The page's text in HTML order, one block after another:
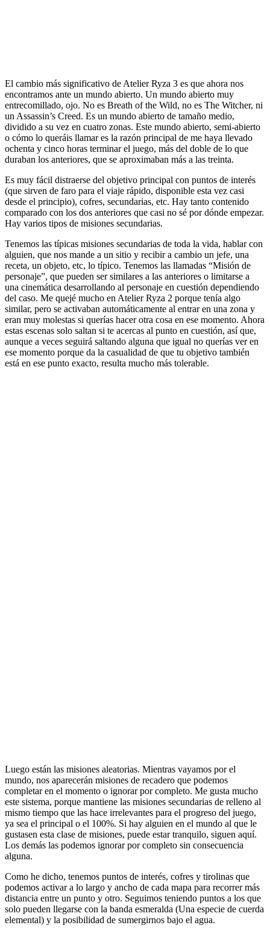
El cambio más significativo de Atelier Ryza 3 es que ahora nos
encontramos ante un mundo abierto. Un mundo abierto muy
entrecomillado, ojo. No es Breath of the Wild, no es The Witcher, ni
un Assassin’s Creed. Es un mundo abierto de tamaño medio,
dividido a su vez en cuatro zonas. Este mundo abierto, semi-abierto
o cómo lo queráis llamar es la razón principal de me haya llevado
ochenta y cinco horas terminar el juego, más del doble de lo que
duraban los anteriores, que se aproximaban más a las treinta.
Es muy fácil distraerse del objetivo principal con puntos de interés
(que sirven de faro para el viaje rápido, disponible esta vez casi
desde el principio), cofres, secundarias, etc. Hay tanto contenido
comparado con los dos anteriores que casi no sé por dónde empezar.
Hay varios tipos de misiones secundarias.
Tenemos las típicas misiones secundarias de toda la vida, hablar con
alguien, que nos mande a un sitio y recibir a cambio un jefe, una
receta, un objeto, etc, lo típico. Tenemos las llamadas “Misión de
personaje”, que pueden ser similares a las anteriores o limitarse a
una cinemática desarrollando al personaje en cuestión dependiendo
del caso. Me quejé mucho en Atelier Ryza 2 porque tenía algo
similar, pero se activaban automáticamente al entrar en una zona y
eran muy molestas si querías hacer otra cosa en ese momento. Ahora
estas escenas solo saltan si te acercas al punto en cuestión, así que,
aunque a veces seguirá saltando alguna que igual no querías ver en
ese momento porque da la casualidad de que tu objetivo también
está en ese punto exacto, resulta mucho más tolerable.
Luego están las misiones aleatorias. Mientras vayamos por el
mundo, nos aparecerán misiones de recadero que podemos
completar en el momento o ignorar por completo. Me gusta mucho
este sistema, porque mantiene las misiones secundarias de relleno al
mismo tiempo que las hace irrelevantes para el progreso del juego,
ya sea el principal o el 100%. Si hay alguien en el mundo al que le
gustasen esta clase de misiones, puede estar tranquilo, siguen aquí.
Los demás las podemos ignorar por completo sin consecuencia
alguna.
Como he dicho, tenemos puntos de interés, cofres y tirolinas que
podemos activar a lo largo y ancho de cada mapa para recorrer más
distancia entre un punto y otro. Seguimos teniendo puntos a los que
solo pueden llegarse con la banda esmeralda (Una especie de cuerda
elemental) y la posibilidad de sumergirnos bajo el agua.